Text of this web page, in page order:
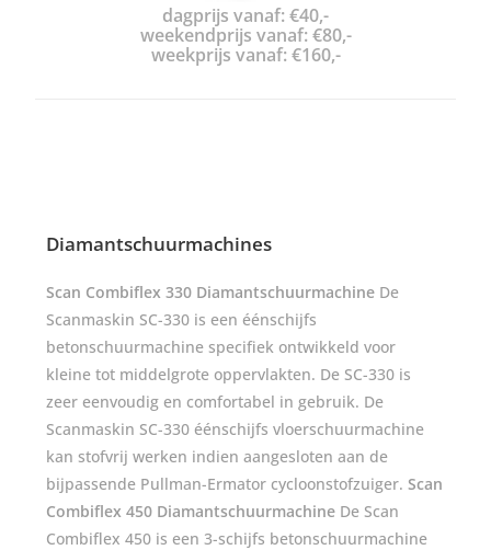
dagprijs vanaf: €40,-
weekendprijs vanaf: €80,-
weekprijs vanaf: €160,-
Diamantschuurmachines
Scan Combiflex 330 Diamantschuurmachine De
Scanmaskin SC-330 is een éénschijfs
betonschuurmachine specifiek ontwikkeld voor
kleine tot middelgrote oppervlakten. De SC-330 is
zeer eenvoudig en comfortabel in gebruik. De
Scanmaskin SC-330 éénschijfs vloerschuurmachine
kan stofvrij werken indien aangesloten aan de
bijpassende Pullman-Ermator cycloonstofzuiger.Scan
Combiflex 450 Diamantschuurmachine De Scan
Combiflex 450 is een 3-schijfs betonschuurmachine